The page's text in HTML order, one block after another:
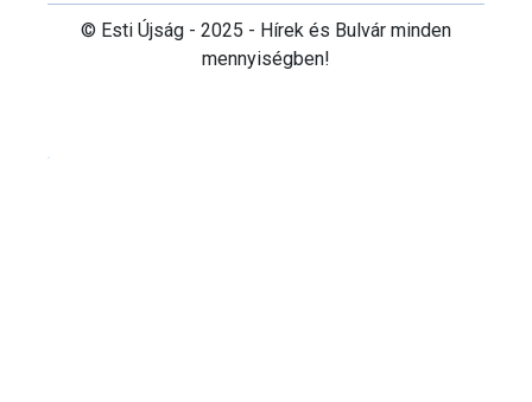
© Esti Újság - 2025 - Hírek és Bulvár minden
mennyiségben!